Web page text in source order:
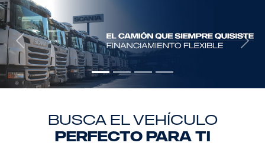
Previous
busca el vehículo
perfecto para ti